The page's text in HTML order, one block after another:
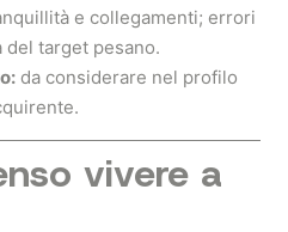
e collegamenti; errori
target pesano.
da considerare nel profilo
vivere a